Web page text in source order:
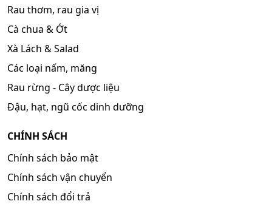
Rau thơm, rau gia vị
Cà chua & Ớt
Xà Lách & Salad
Các loại nấm, măng
Rau rừng - Cây dược liệu
Đậu, hạt, ngũ cốc dinh dưỡng
CHÍNH SÁCH
Chính sách bảo mật
Chính sách vận chuyển
Chính sách đổi trả